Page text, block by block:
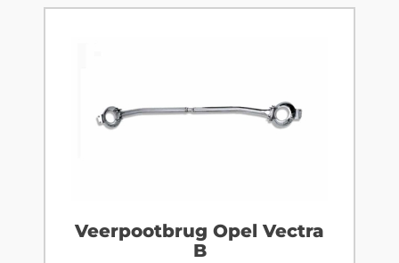
Veerpootbrug Opel Vectra
B